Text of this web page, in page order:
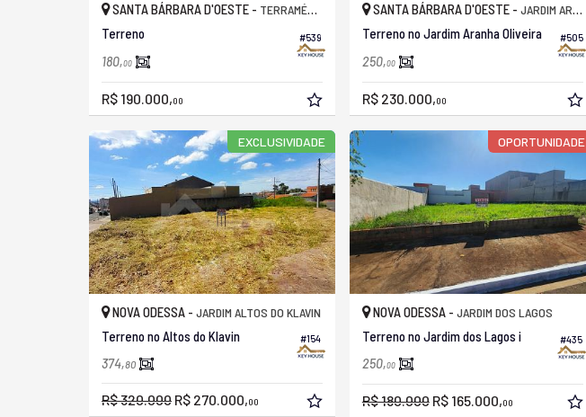
#539
SANTA BÁRBARA D'OESTE - TERRAMÉRICA SB
Terreno
180,00
R$ 190.000,00
#505
SANTA BÁRBARA D'OESTE - JARDIM ARANHA OLIVEIRA
Terreno no Jardim Aranha Oliveira
250,00
R$ 230.000,00
EXCLUSIVIDADE
#154
NOVA ODESSA - JARDIM ALTOS DO KLAVIN
Terreno no Altos do Klavin
374,80
R$ 320.000 R$ 270.000,00
OPORTUNIDADE
#435
NOVA ODESSA - JARDIM DOS LAGOS
Terreno no Jardim dos Lagos i
250,00
R$ 180.000 R$ 165.000,00